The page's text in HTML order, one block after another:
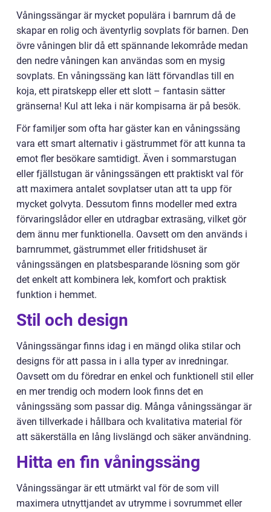
Våningssängar är mycket populära i barnrum då de
skapar en rolig och äventyrlig sovplats för barnen. Den
övre våningen blir då ett spännande lekområde medan
den nedre våningen kan användas som en mysig
sovplats. En våningssäng kan lätt förvandlas till en
koja, ett piratskepp eller ett slott – fantasin sätter
gränserna! Kul att leka i när kompisarna är på besök.
För familjer som ofta har gäster kan en våningssäng
vara ett smart alternativ i gästrummet för att kunna ta
emot fler besökare samtidigt. Även i sommarstugan
eller fjällstugan är våningssängen ett praktiskt val för
att maximera antalet sovplatser utan att ta upp för
mycket golvyta. Dessutom finns modeller med extra
förvaringslådor eller en utdragbar extrasäng, vilket gör
dem ännu mer funktionella. Oavsett om den används i
barnrummet, gästrummet eller fritidshuset är
våningssängen en platsbesparande lösning som gör
det enkelt att kombinera lek, komfort och praktisk
funktion i hemmet.
Stil och design
Våningssängar finns idag i en mängd olika stilar och
designs för att passa in i alla typer av inredningar.
Oavsett om du föredrar en enkel och funktionell stil eller
en mer trendig och modern look finns det en
våningssäng som passar dig. Många våningssängar är
även tillverkade i hållbara och kvalitativa material för
att säkerställa en lång livslängd och säker användning.
Hitta en fin våningssäng
Våningssängar är ett utmärkt val för de som vill
maximera utnyttjandet av utrymme i sovrummet eller